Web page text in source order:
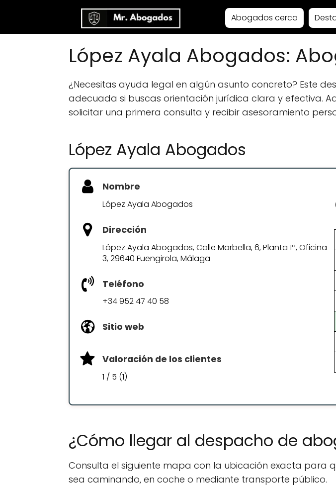
Abogados cerca
López Ayala Abogados:
¿Necesitas ayuda legal en algún asunto concreto? Este
adecuada si buscas orientación jurídica clara y efectiva.
solicitar una primera consulta y recibir asesoramiento
López Ayala Abogados
Nombre
López Ayala Abogados
Dirección
López Ayala Abogados, Calle Marbella, 6, Planta 1ª, Oficina
3, 29640 Fuengirola, Málaga
Teléfono
+34 952 47 40 58
Sitio web
Valoración de los clientes
1 / 5 (1)
¿Cómo llegar al despacho de
Consulta el siguiente mapa con la ubicación exacta para
sea caminando, en coche o mediante transporte público.